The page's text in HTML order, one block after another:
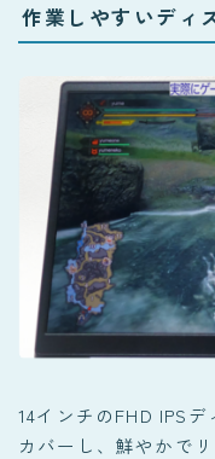
作業しやすいディ
14インチのFHD IPS
カバーし、鮮やかで